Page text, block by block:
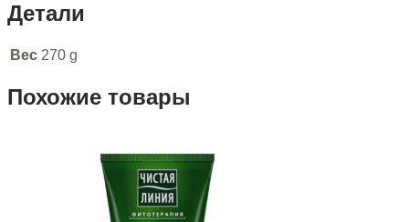
Детали
Вес 270 g
Похожие товары